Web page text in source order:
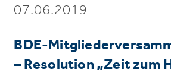
07.06.2019
BDE-
– Resolution „Zeit zum